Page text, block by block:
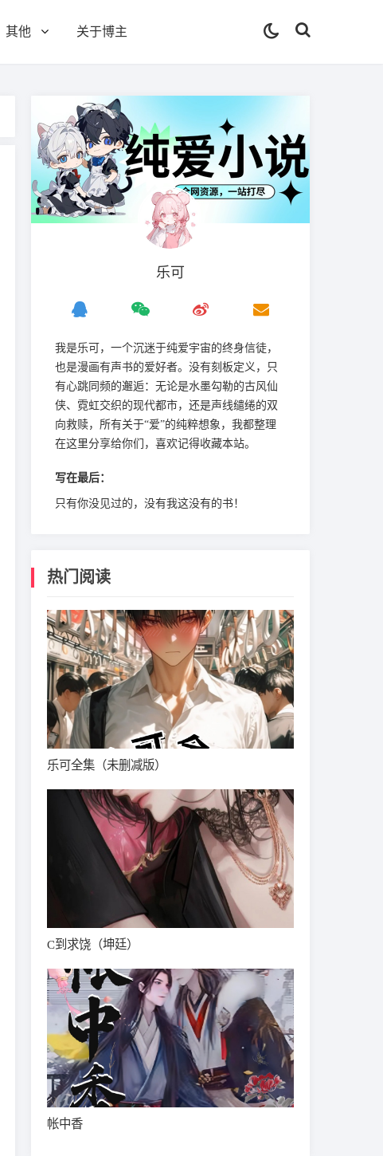
其他 关于博主
乐可
我是‌乐可，一个沉迷于纯爱宇宙的终身信徒，
也是漫画有声书的爱好者。没有刻板定义，只
有心跳同频的邂逅：无论是水墨勾勒的古风仙
侠、霓虹交织的现代都市，还是声线缱绻的双
向救赎，所有关于“爱”的纯粹想象，我都整理
在这里分享给你们，喜欢记得收藏本站。
写在最后：
只有你没见过的，没有我这没有的书！
热门阅读
乐可全集（未删减版）
C到求饶（坤廷）
帐中香